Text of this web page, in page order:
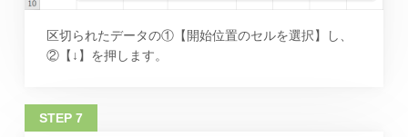
区切られたデータの①【開始位置のセルを選択】し、
②【↓】を押します。